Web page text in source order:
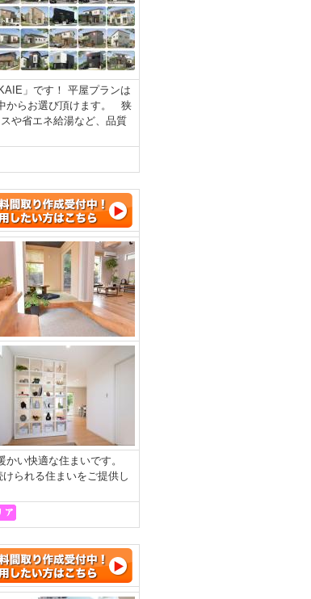
」です！ 平屋プランは
からお選び頂けます。 狭
や省エネ給湯など、品質
い快適な住まいです。
られる住まいをご提供し